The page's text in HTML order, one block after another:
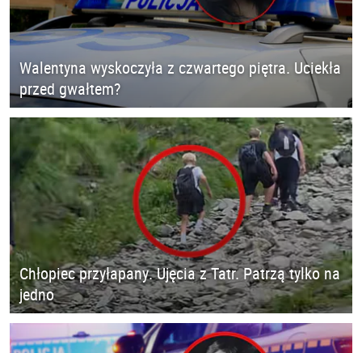
Walentyna wyskoczyła z czwartego piętra. Uciekła
przed gwałtem?
Chłopiec przyłapany. Ujęcia z Tatr. Patrzą tylko na
jedno